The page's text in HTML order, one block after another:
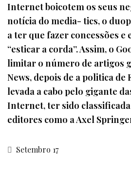
Internet boicotem os seus
notícia do media- tics, o
a ter que fazer concessões e
“esticar a corda”. Assim, o
limitar o número de artigos
News, depois de a politica de
levada a cabo pelo gigante
Internet, ter sido
editores como a Axel
Setembro 17